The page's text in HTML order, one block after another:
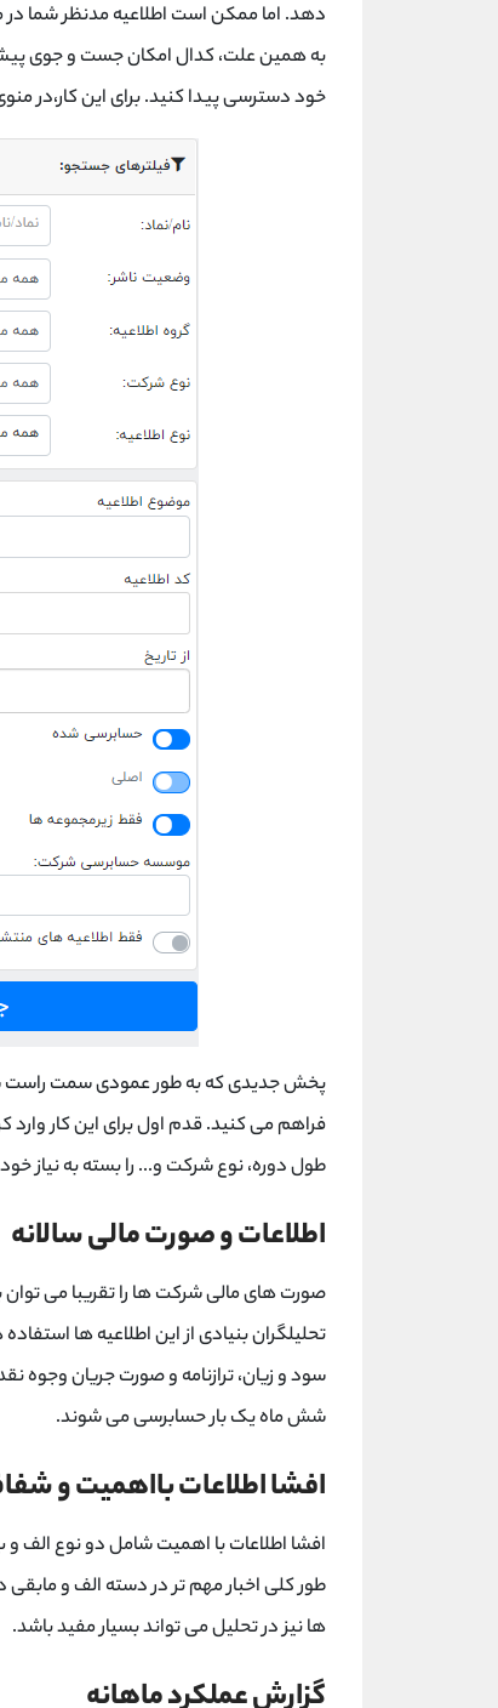
دهد. اما ممکن است اطلاعیه مدنظر شما در
به همین علت، کدال امکان جست و جوی
خود دسترسی پیدا کنید. برای این کار،در
پخش جدیدی که به طور عمودی سمت راست
فراهم می کنید. قدم اول برای این کار
طول دوره، نوع شرکت و... را بسته به نیاز
اطلاعات و صورت مالی سالانه
صورت های مالی شرکت ها را تقریبا می
تحلیلگران بنیادی از این اطلاعیه ها
سود و زیان، ترازنامه و صورت جریان
شش ماه یک بار حسابرسی می شوند.
افشا اطلاعات بااهمیت و
افشا اطلاعات با اهمیت شامل دو نوع الف و
طور کلی اخبار مهم تر در دسته الف و
ها نیز در تحلیل می تواند بسیار مفید باشد.